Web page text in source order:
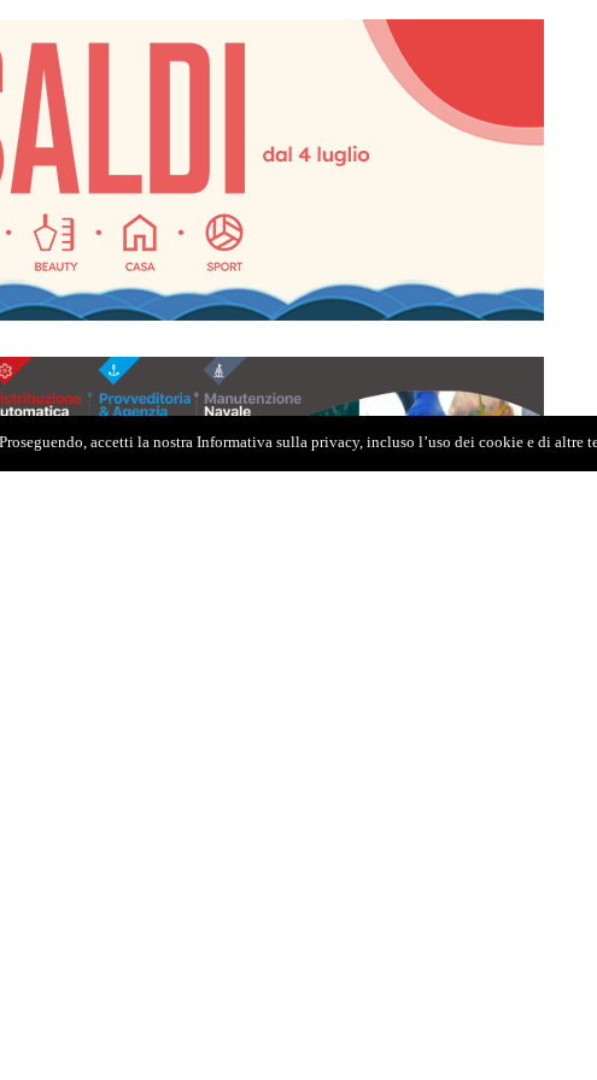
accetti la nostra Informativa sulla privacy, incluso l’uso dei cookie e di altre